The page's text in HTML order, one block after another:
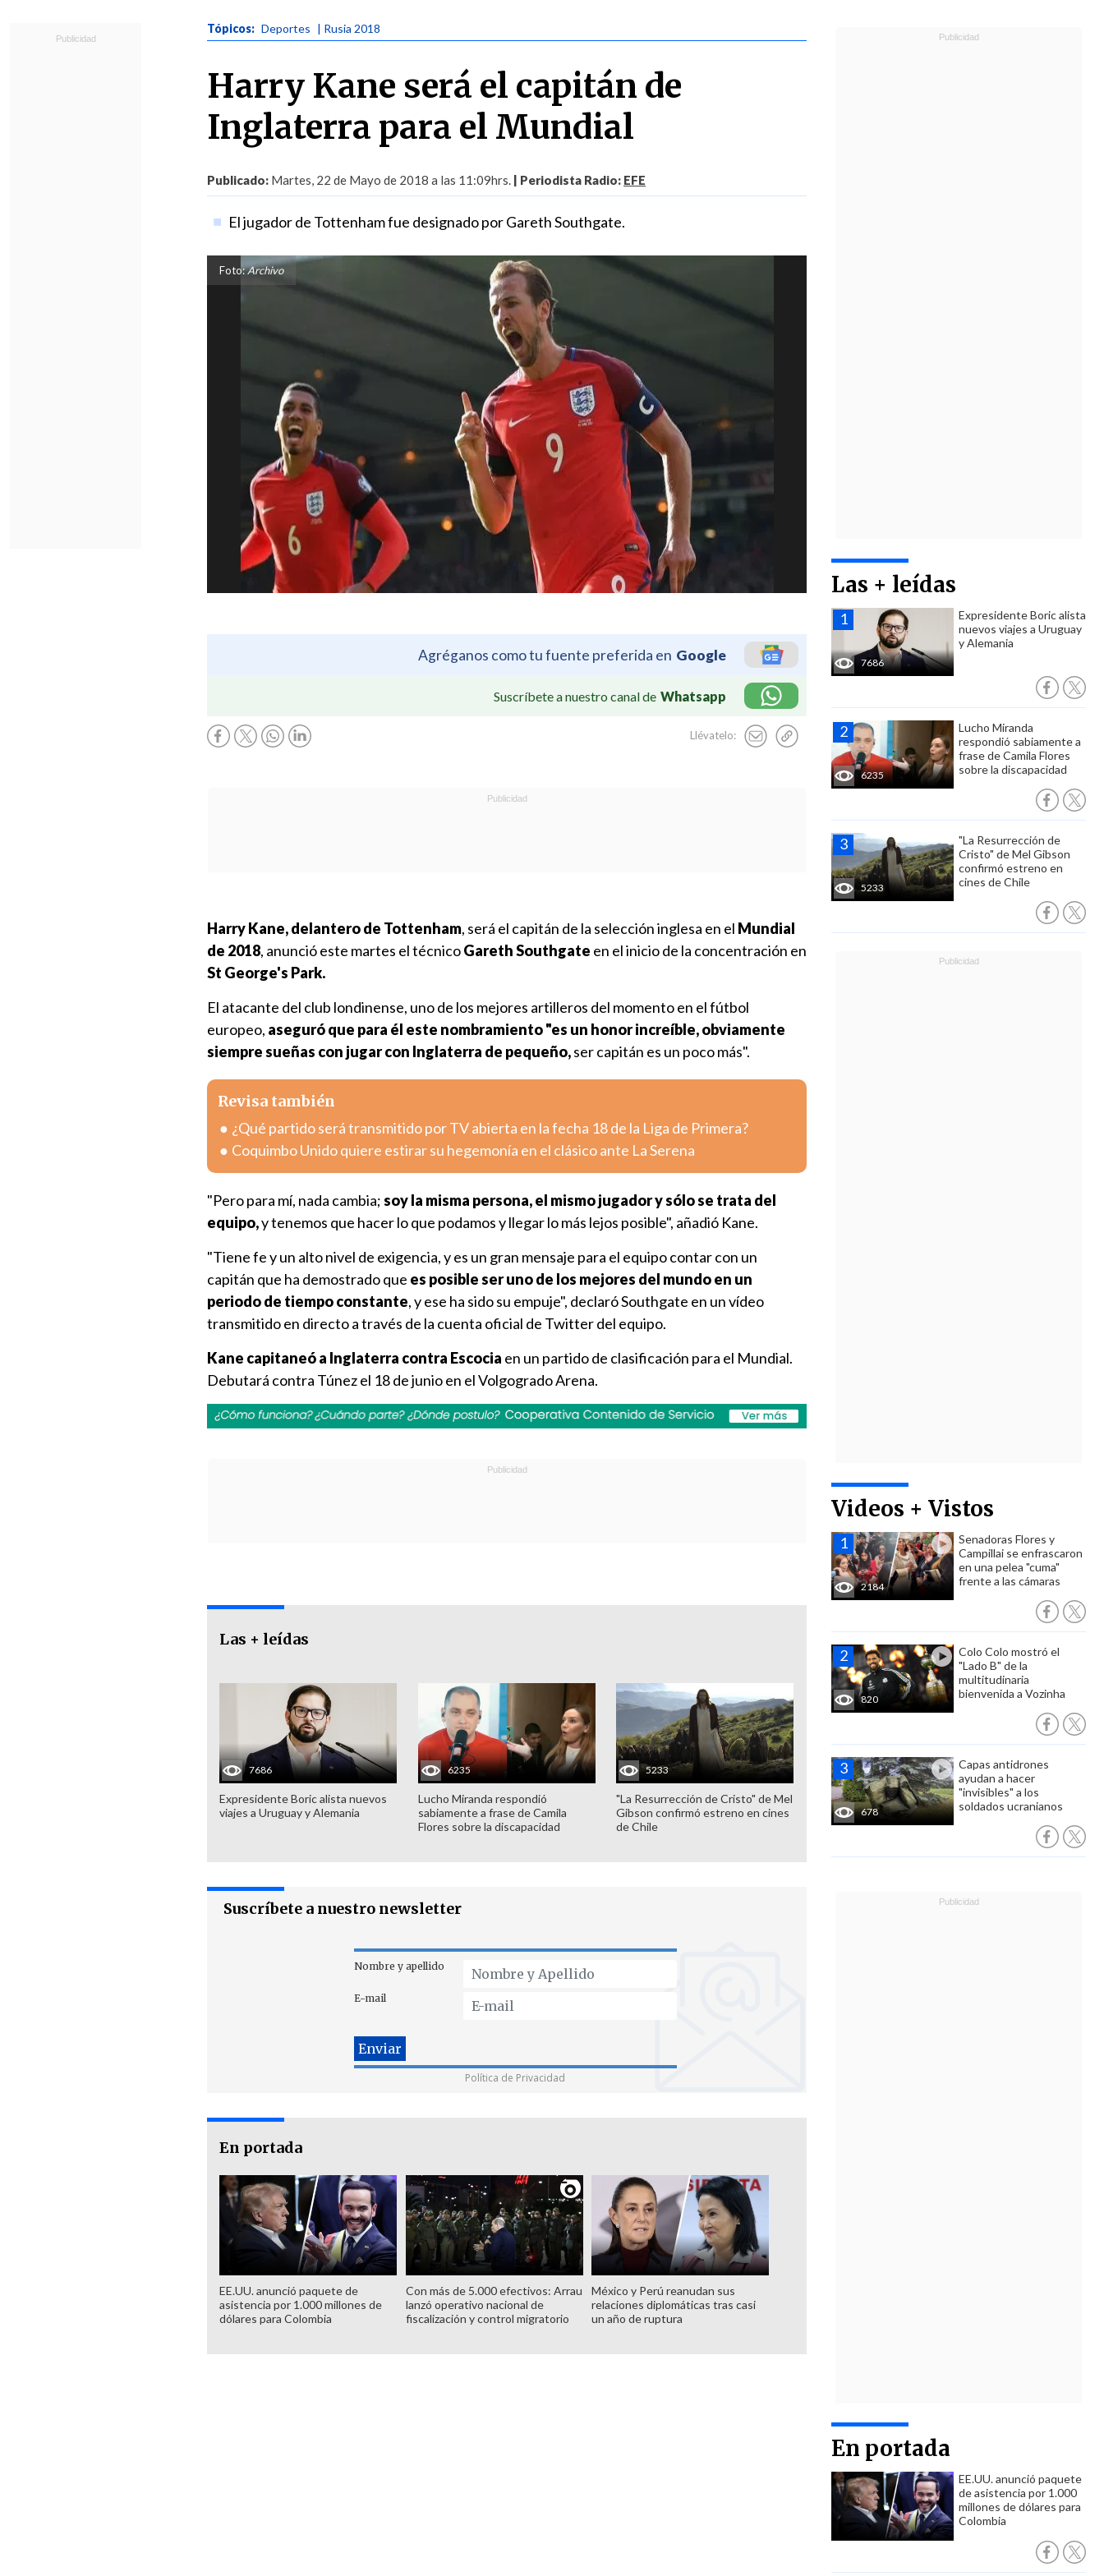
Tópicos: Deportes | Rusia 2018
Harry Kane será el capitán de
Inglaterra para el Mundial
Publicado: Martes, 22 de Mayo de 2018 a las 11:09hrs. | Periodista Radio: EFE
El jugador de Tottenham fue designado por Gareth Southgate.
Foto:Archivo
Agréganos como tu fuente preferida en Google
Suscríbete a nuestro canal de Whatsapp
Llévatelo:
Las + leídas
7686
Expresidente Boric alista
nuevos viajes a Uruguay
y Alemania
6235
Lucho Miranda
respondió sabiamente a
frase de Camila Flores
sobre la discapacidad
5233
"La Resurrección de
Cristo" de Mel Gibson
confirmó estreno en
cines de Chile
Videos + Vistos
2184
Senadoras Flores y
Campillai se enfrascaron
en una pelea "cuma"
frente a las cámaras
820
Colo Colo mostró el
"Lado B" de la
multitudinaria
bienvenida a Vozinha
678
Capas antidrones
ayudan a hacer
"invisibles" a los
soldados ucranianos
En portada
EE.UU. anunció paquete
de asistencia por 1.000
millones de dólares para
Colombia
Harry Kane, delantero de Tottenham, será el capitán de la selección inglesa en el Mundial
de 2018, anunció este martes el técnicoGareth Southgate en el inicio de la concentración en
St George's Park.
El atacante del club londinense, uno de los mejores artilleros del momento en el fútbol
europeo, aseguró que para él este nombramiento "es un honor increíble, obviamente
siempre sueñas con jugar con Inglaterra de pequeño,ser capitán es un poco más".
Revisa también
¿Qué partido será transmitido por TV abierta en la fecha 18 de la Liga de Primera?
Coquimbo Unido quiere estirar su hegemonía en el clásico ante La Serena
"Pero para mí, nada cambia;soy la misma persona, el mismo jugador y sólo se trata del
equipo,y tenemos que hacer lo que podamos y llegar lo más lejos posible", añadió Kane.
"Tiene fe y un alto nivel de exigencia, y es un gran mensaje para el equipo contar con un
capitán que ha demostrado que es posible ser uno de los mejores del mundo en un
periodo de tiempo constante, y ese ha sido su empuje", declaró Southgate en un vídeo
transmitido en directo a través de la cuenta oficial de Twitter del equipo.
Kane capitaneó a Inglaterra contra Escocia en un partido de clasificación para el Mundial.
Debutará contra Túnez el 18 de junio en el Volgogrado Arena.
Las + leídas
7686
Expresidente Boric alista nuevos
viajes a Uruguay y Alemania
6235
Lucho Miranda respondió
sabiamente a frase de Camila
Flores sobre la discapacidad
5233
"La Resurrección de Cristo" de Mel
Gibson confirmó estreno en cines
de Chile
Suscríbete a nuestro newsletter
Nombre y apellido
E-mail
Política de Privacidad
En portada
EE.UU. anunció paquete de
asistencia por 1.000 millones de
dólares para Colombia
Con más de 5.000 efectivos: Arrau
lanzó operativo nacional de
fiscalización y control migratorio
México y Perú reanudan sus
relaciones diplomáticas tras casi
un año de ruptura